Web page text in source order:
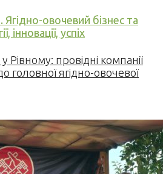
овочевий бізнес та
інновації, успіх
провідні компанії
головної ягідно-овочевої